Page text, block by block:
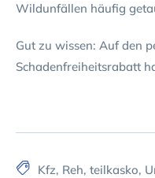
Wildunfällen häufig
Gut zu wissen: Auf den
Schadenfreiheitsrabatt
Kfz, Reh, teilkasko,